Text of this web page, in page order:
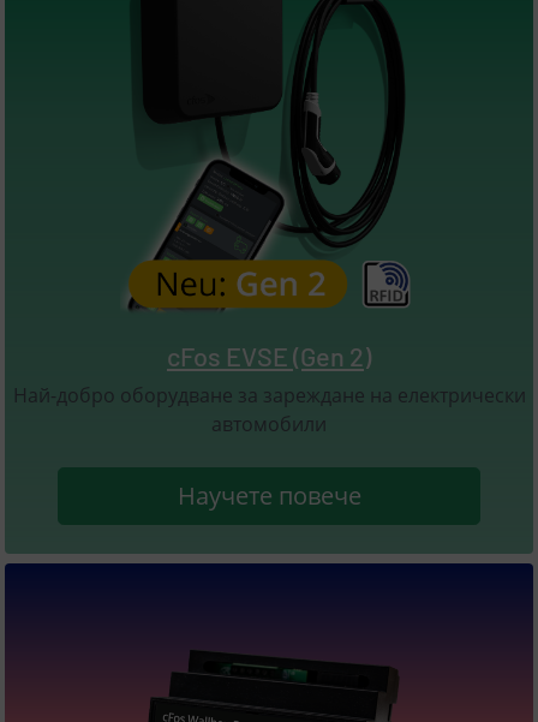
cFos EVSE (Gen 2)
Най-добро оборудване за зареждане на електрически
автомобили
Научете повече